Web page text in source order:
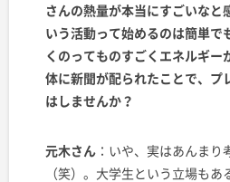
さんの熱量が本当にすごいなと
いう活動って始めるのは簡単で
くのってものすごくエネルギー
体に新聞が配られたことで、プ
はしませんか？
元木さん ：いや、実はあんまり
（笑）。大学生という立場も